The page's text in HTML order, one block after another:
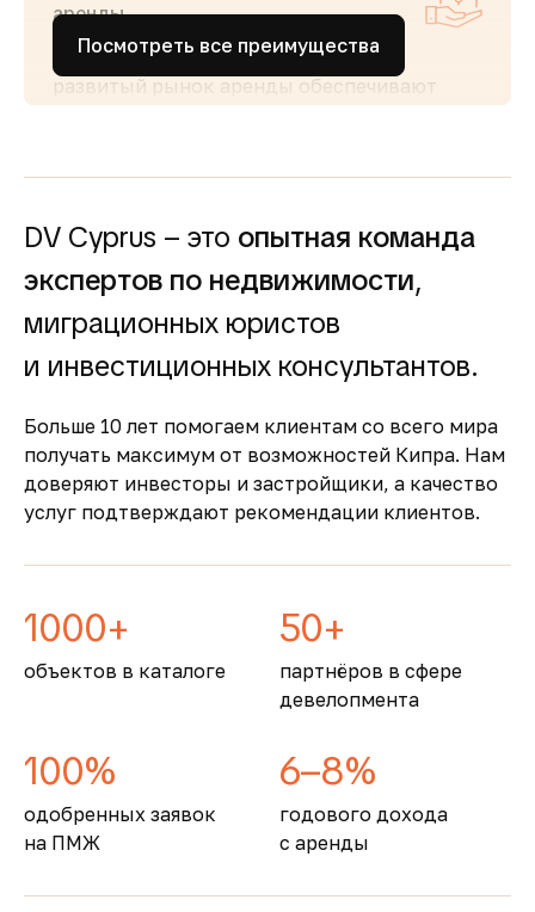
аренды
Стабильный туристический поток и
развитый рынок аренды обеспечивают
Простота покупки и
Покупка недвижимости на Кипре
сопровождается понятными юридическими
процедурами и минимальной бюрократией,
что делает процесс быстрым и безопасным
Безопасность и качество
Кипр входит в число самых безопасных
стран Европы, предлагая развитую
инфраструктуру, качественную медицину и
образование
Посмотреть все преимущества
DV Cyprus – это опытная команда
экспертов по недвижимости,
миграционных юристов
и инвестиционных консультантов.
Больше 10 лет помогаем клиентам со всего мира
получать максимум от возможностей Кипра. Нам
доверяют инвесторы и застройщики, а качество
услуг подтверждают рекомендации клиентов.
1000+
объектов в каталоге
50+
партнёров в сфере
девелопмента
100%
одобренных заявок
на ПМЖ
6–8%
годового дохода
с аренды